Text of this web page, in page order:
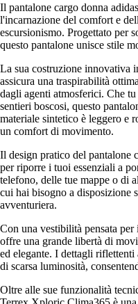
Il pantalone cargo donna
l'incarnazione del comfort e
escursionismo. Progettato per
questo pantalone unisce stile
La sua costruzione innovativa
assicura una traspirabilità
dagli agenti atmosferici. Che tu
sentieri boscosi, questo
materiale sintetico è leggero e
un comfort di movimento.
Il design pratico del pantalone
per riporre i tuoi essenziali a
telefono, delle tue mappe o di
cui hai bisogno a disposizione
avventuriera.
Con una vestibilità pensata
offre una grande libertà di
ed elegante. I dettagli
di scarsa luminosità,
Oltre alle sue funzionalità